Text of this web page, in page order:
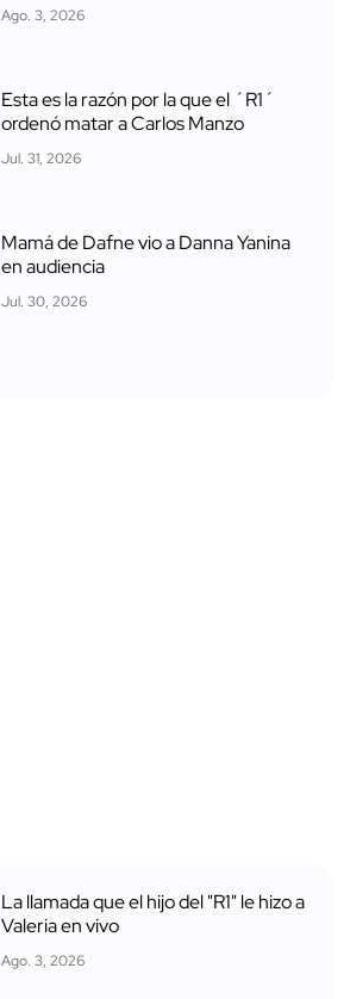
Ago. 3, 2026
Esta es la razón por la que el ´R1´
ordenó matar a Carlos Manzo
Jul. 31, 2026
Mamá de Dafne vio a Danna Yanina
en audiencia
Jul. 30, 2026
La llamada que el hijo del "R1" le hizo a
Valeria en vivo
Ago. 3, 2026